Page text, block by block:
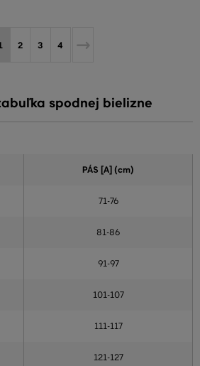
2 3 4
spodnej bielizne
PÁS [A] (cm)
71-76
81-86
91-97
101-107
111-117
121-127